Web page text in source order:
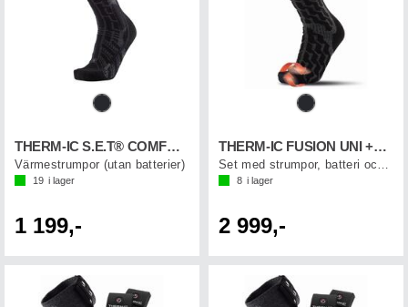
THERM-IC S.E.T® COMFORT SOCK
Värmestrumpor (utan batterier)
19 i lager
1 199,-
THERM-IC FUSION UNI +1200
8 i lager
2 999,-